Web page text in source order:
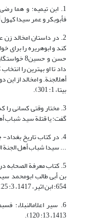
1. ابن تیمیه: و هما
فأبوبکر و عمر سیدا کهول أهل
2. در داستان ام‏خالد زن
کند و ابوهریره را برای
حسن و
داد تا او بهترین را
بی‏تا، 1: 301).
گفت: یا قتلة سید شباب أهل
4. در کتاب تاریخ
... سیدا شباب أهل الجنة
654؛ ابن اثیر، 1417، 3: 25).
6. سیر اعلام‏النبلاء:
1413، 13: 120).